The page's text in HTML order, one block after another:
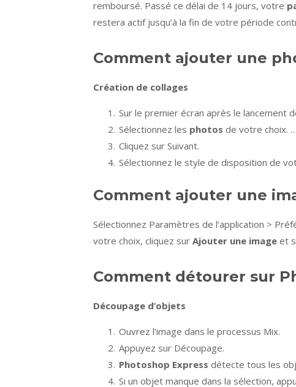
remboursé. Passé ce délai de 14 jours, votre
restera actif jusqu’à la fin de votre période
Comment ajouter une
Création de collages
Sur le premier écran après le lancement
Sélectionnez les photos de votre choix. …
Cliquez sur Suivant.
Sélectionnez le style de disposition de
Comment ajouter une
Sélectionnez Paramètres de l’application >
votre choix, cliquez sur Ajouter une image et
Comment détourer sur
Découpage d’objets
Ouvrez l’image dans le processus Mix.
Appuyez sur Découpage.
Photoshop Express détecte tous les
Si un objet manque dans la sélection,